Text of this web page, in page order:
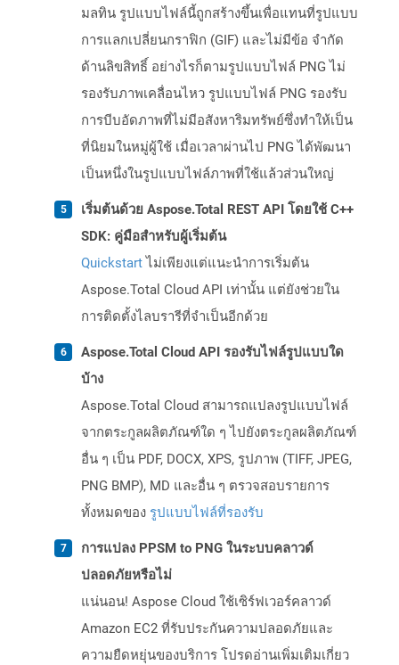
มลทิน รูปแบบไฟล์นี้ถูกสร้างขึ้นเพื่อแทนที่รูปแบบ
การแลกเปลี่ยนกราฟิก (GIF) และไม่มีข้อ จำกัด
ด้านลิขสิทธิ์ อย่างไรก็ตามรูปแบบไฟล์ PNG ไม่
รองรับภาพเคลื่อนไหว รูปแบบไฟล์ PNG รองรับ
การบีบอัดภาพที่ไม่มีอสังหาริมทรัพย์ซึ่งทำให้เป็น
ที่นิยมในหมู่ผู้ใช้ เมื่อเวลาผ่านไป PNG ได้พัฒนา
เป็นหนึ่งในรูปแบบไฟล์ภาพที่ใช้แล้วส่วนใหญ่
เริ่มต้นด้วย Aspose.Total REST API โดยใช้ C++
SDK: คู่มือสำหรับผู้เริ่มต้น
Quickstartไม่เพียงแต่แนะนำการเริ่มต้น
Aspose.Total Cloud API เท่านั้น แต่ยังช่วยใน
การติดตั้งไลบรารีที่จำเป็นอีกด้วย
Aspose.Total Cloud API รองรับไฟล์รูปแบบใด
บ้าง
Aspose.Total Cloud สามารถแปลงรูปแบบไฟล์
จากตระกูลผลิตภัณฑ์ใด ๆ ไปยังตระกูลผลิตภัณฑ์
อื่น ๆ เป็น PDF, DOCX, XPS, รูปภาพ (TIFF, JPEG,
PNG BMP), MD และอื่น ๆ ตรวจสอบรายการ
ทั้งหมดของ รูปแบบไฟล์ที่รองรับ
การแปลง PPSM to PNG ในระบบคลาวด์
ปลอดภัยหรือไม่
แน่นอน! Aspose Cloud ใช้เซิร์ฟเวอร์คลาวด์
Amazon EC2 ที่รับประกันความปลอดภัยและ
ความยืดหยุ่นของบริการ โปรดอ่านเพิ่มเติมเกี่ยว